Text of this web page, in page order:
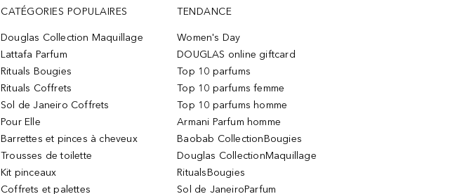
CATÉGORIES POPULAIRES
Douglas Collection Maquillage
Lattafa Parfum
Rituals Bougies
Rituals Coffrets
Sol de Janeiro Coffrets
Pour Elle
Barrettes et pinces à cheveux
Trousses de toilette
Kit pinceaux
Coffrets et palettes
TENDANCE
Women's Day
DOUGLAS online giftcard
Top 10 parfums
Top 10 parfums femme
Top 10 parfums homme
Armani Parfum homme
Baobab CollectionBougies
Douglas CollectionMaquillage
RitualsBougies
Sol de JaneiroParfum